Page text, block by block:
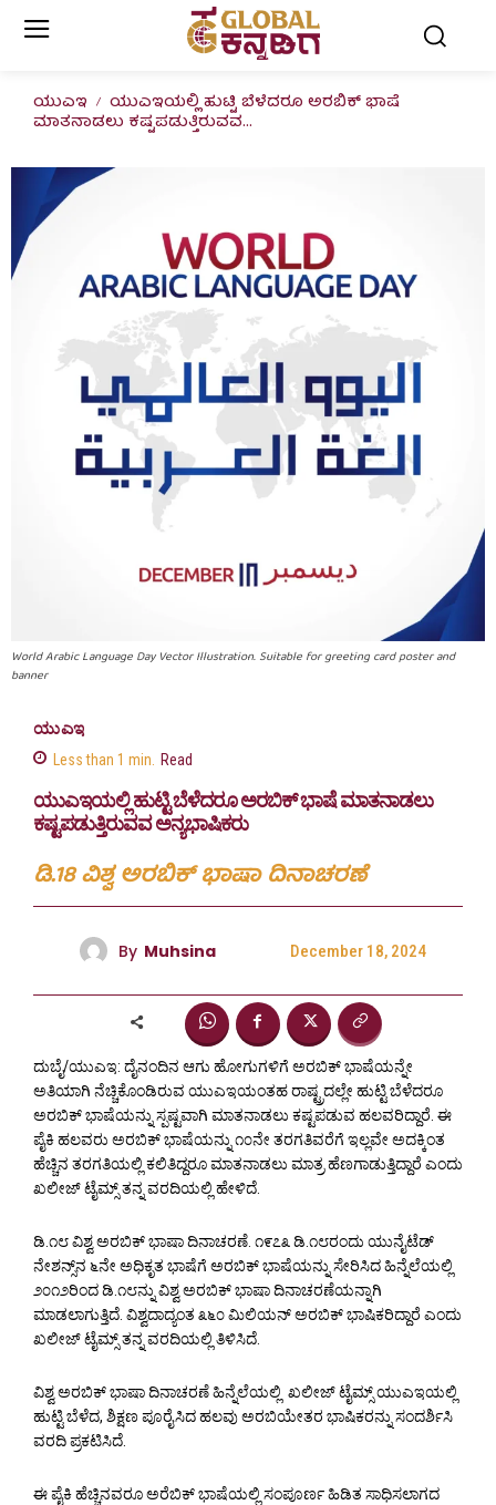
ಯುಎಇ ಯುಎಇಯಲ್ಲಿ ಹುಟ್ಟಿ ಬೆಳೆದರೂ ಅರಬಿಕ್ ಭಾಷೆ
ಮಾತನಾಡಲು ಕಷ್ಟಪಡುತ್ತಿರುವವ...
World Arabic Language Day Vector Illustration. Suitable for greeting card poster and
banner
ಯುಎಇ
Less than 1 min. Read
ಯುಎಇಯಲ್ಲಿ ಹುಟ್ಟಿ ಬೆಳೆದರೂ ಅರಬಿಕ್ ಭಾಷೆ ಮಾತನಾಡಲು
ಕಷ್ಟಪಡುತ್ತಿರುವವ ಅನ್ಯಭಾಷಿಕರು
ಡಿ.18 ವಿಶ್ವ ಅರಬಿಕ್ ಭಾಷಾ ದಿನಾಚರಣೆ
By Muhsina December 18, 2024
ದುಬೈ/ಯುಎಇ: ದೈನಂದಿನ ಆಗು ಹೋಗುಗಳಿಗೆ ಅರಬಿಕ್ ಭಾಷೆಯನ್ನೇ
ಅತಿಯಾಗಿ ನೆಚ್ಚಿಕೊಂಡಿರುವ ಯುಎಇಯಂತಹ ರಾಷ್ಟ್ರದಲ್ಲೇ ಹುಟ್ಟಿ ಬೆಳೆದರೂ
ಅರಬಿಕ್ ಭಾಷೆಯನ್ನು ಸ್ಪಷ್ಟವಾಗಿ ಮಾತನಾಡಲು ಕಷ್ಟಪಡುವ ಹಲವರಿದ್ದಾರೆ. ಈ
ಪೈಕಿ ಹಲವರು ಅರಬಿಕ್ ಭಾಷೆಯನ್ನು ೧೦ನೇ ತರಗತಿವರೆಗೆ ಇಲ್ಲವೇ ಅದಕ್ಕಿಂತ
ಹೆಚ್ಚಿನ ತರಗತಿಯಲ್ಲಿ ಕಲಿತಿದ್ದರೂ ಮಾತನಾಡಲು ಮಾತ್ರ ಹೆಣಗಾಡುತ್ತಿದ್ದಾರೆ ಎಂದು
ಖಲೀಜ್ ಟೈಮ್ಸ್ ತನ್ನ ವರದಿಯಲ್ಲಿ ಹೇಳಿದೆ.
ಡಿ.೧೮ ವಿಶ್ವ ಅರಬಿಕ್ ಭಾಷಾ ದಿನಾಚರಣೆ. ೧೯೭೩ ಡಿ.೧೮ರಂದು ಯುನೈಟೆಡ್
ನೇಶನ್ಸ್‌ನ ೬ನೇ ಅಧಿಕೃತ ಭಾಷೆಗೆ ಅರಬಿಕ್ ಭಾಷೆಯನ್ನು ಸೇರಿಸಿದ ಹಿನ್ನೆಲೆಯಲ್ಲಿ
೨೦೧೨ರಿಂದ ಡಿ.೧೮ನ್ನು ವಿಶ್ವ ಅರಬಿಕ್ ಭಾಷಾ ದಿನಾಚರಣೆಯನ್ನಾಗಿ
ಮಾಡಲಾಗುತ್ತಿದೆ. ವಿಶ್ವದಾದ್ಯಂತ ೩೬೦ ಮಿಲಿಯನ್ ಅರಬಿಕ್ ಭಾಷಿಕರಿದ್ದಾರೆ ಎಂದು
ಖಲೀಜ್ ಟೈಮ್ಸ್ ತನ್ನ ವರದಿಯಲ್ಲಿ ತಿಳಿಸಿದೆ.
ವಿಶ್ವ ಅರಬಿಕ್ ಭಾಷಾ ದಿನಾಚರಣೆ ಹಿನ್ನೆಲೆಯಲ್ಲಿ ಖಲೀಜ್ ಟೈಮ್ಸ್ ಯುಎಇಯಲ್ಲಿ
ಹುಟ್ಟಿ ಬೆಳೆದ, ಶಿಕ್ಷಣ ಪೂರೈಸಿದ ಹಲವು ಅರಬಿಯೇತರ ಭಾಷಿಕರನ್ನು ಸಂದರ್ಶಿಸಿ
ವರದಿ ಪ್ರಕಟಿಸಿದೆ.
ಈ ಪೈಕಿ ಹೆಚ್ಚಿನವರೂ ಅರೆಬಿಕ್ ಭಾಷೆಯಲ್ಲಿ ಸಂಪೂರ್ಣ ಹಿಡಿತ ಸಾಧಿಸಲಾಗದ